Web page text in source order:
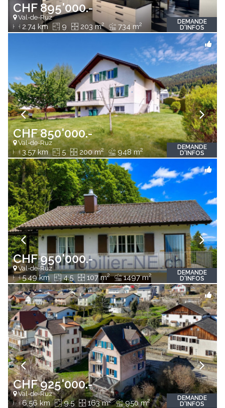
CHF 895'000.-
Val-de-Ruz
2.74 km 9 203 m2 734 m2
DEMANDE
D'INFOS
CHF 850'000.-
Val-de-Ruz
3.57 km 5 200 m2 948 m2
DEMANDE
D'INFOS
CHF 950'000.-
Val-de-Ruz
5.49 km 4.5 107 m2 1497 m2
DEMANDE
D'INFOS
CHF 925'000.-
Val-de-Ruz
6.56 km 9.5 163 m2 950 m2
DEMANDE
D'INFOS